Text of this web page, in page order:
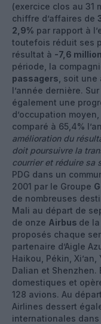
(exercice clos au 31
chiffre d’affaires de
2,9% par rapport à
toutefois réduit ses
résultat à -7,6
période, la
passagers , soit
l’année dernière.
également une
d’occupation
comparé à 65,4%
amélioration du
doit poursuivre la
courrier et réduire sa
PDG dans un
2001 par le Groupe
de nombreuses
Mali au départ de
de onze Airbus de
proposés chaque
partenaire d’Aigle
Haikou, Pékin,
Dalian et
domestiques et
128 avions. Au
Airlines dessert
internationales dans